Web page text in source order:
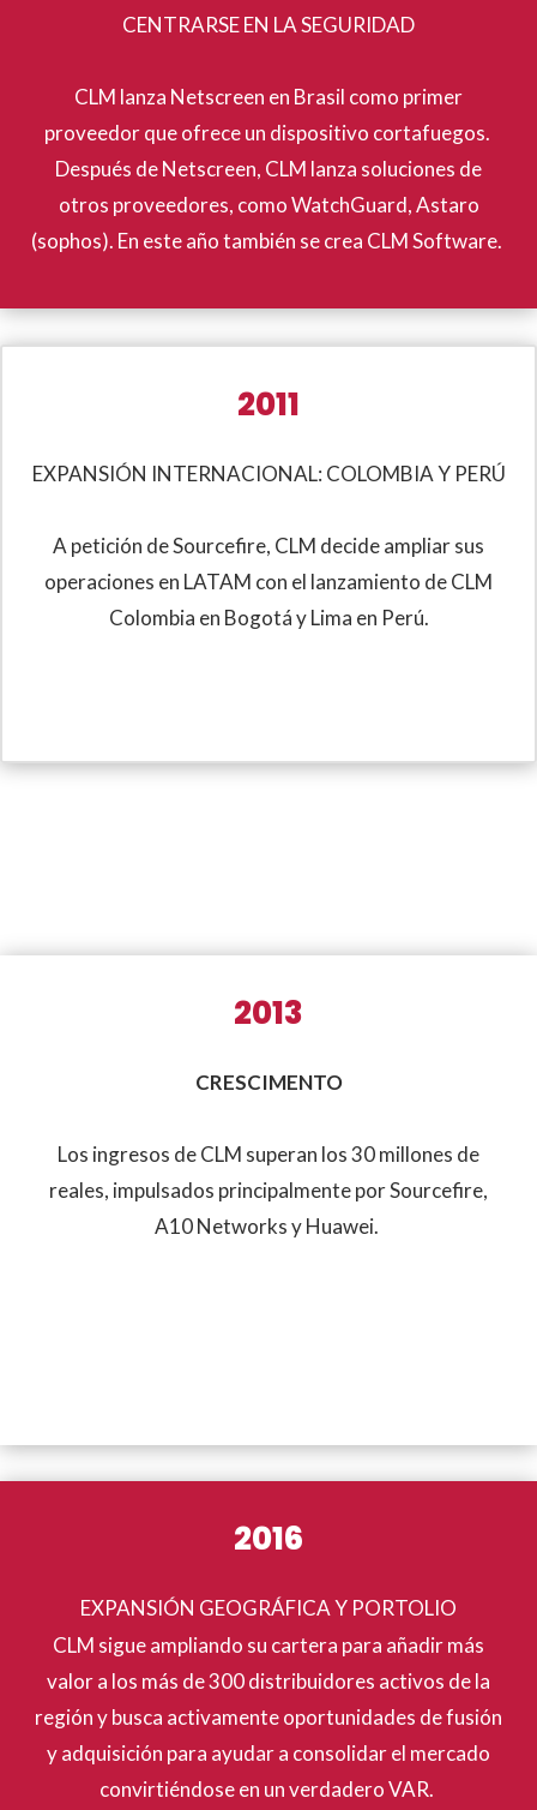
CENTRARSE EN LA SEGURIDAD
CLM lanza Netscreen en Brasil como primer
proveedor que ofrece un dispositivo cortafuegos.
Después de Netscreen, CLM lanza soluciones de
otros proveedores, como WatchGuard, Astaro
(sophos). En este año también se crea CLM Software.
2011
EXPANSIÓN INTERNACIONAL: COLOMBIA Y PERÚ
A petición de Sourcefire, CLM decide ampliar sus
operaciones en LATAM con el lanzamiento de CLM
Colombia en Bogotá y Lima en Perú.
2013
CRESCIMENTO
Los ingresos de CLM superan los 30 millones de
reales, impulsados principalmente por Sourcefire,
A10 Networks y Huawei.
2016
EXPANSIÓN GEOGRÁFICA Y PORTOLIO
CLM sigue ampliando su cartera para añadir más
valor a los más de 300 distribuidores activos de la
región y busca activamente oportunidades de fusión
y adquisición para ayudar a consolidar el mercado
convirtiéndose en un verdadero VAR.